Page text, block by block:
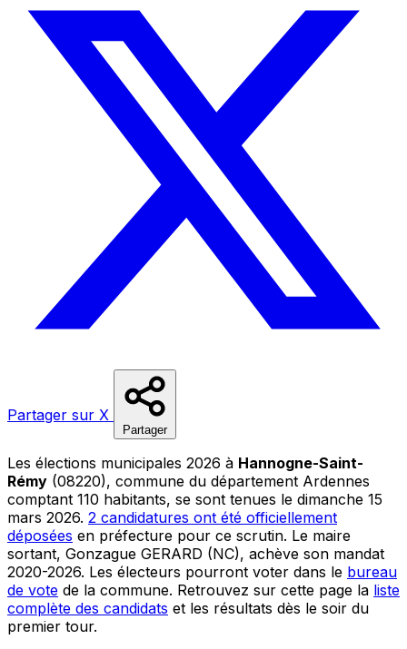
Partager sur X
Partager
Les élections municipales 2026 à Hannogne-Saint-
Rémy (08220), commune du département Ardennes
comptant 110 habitants, se sont tenues le dimanche 15
mars 2026. 2 candidatures ont été officiellement
déposées en préfecture pour ce scrutin. Le maire
sortant, Gonzague GERARD (NC), achève son mandat
2020-2026. Les électeurs pourront voter dans le bureau
de vote de la commune. Retrouvez sur cette page la liste
complète des candidats et les résultats dès le soir du
premier tour.